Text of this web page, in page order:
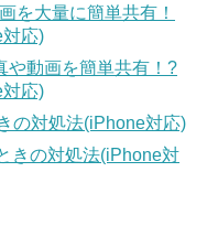
を大量に簡単共有！
応)
や動画を簡単共有！?
応)
の対処法(iPhone対応)
きの対処法(iPhone対